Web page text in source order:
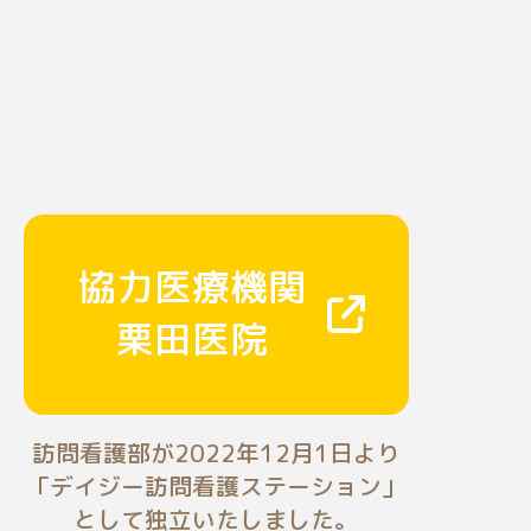
協力医療機関
栗田医院
訪問看護部が2022年12月1日より
「デイジー訪問看護ステーション」
として独立いたしました。